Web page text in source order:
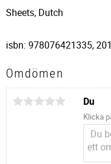
Sheets, Dutch
isbn: 978076421335,
Omdömen
Du
Klicka